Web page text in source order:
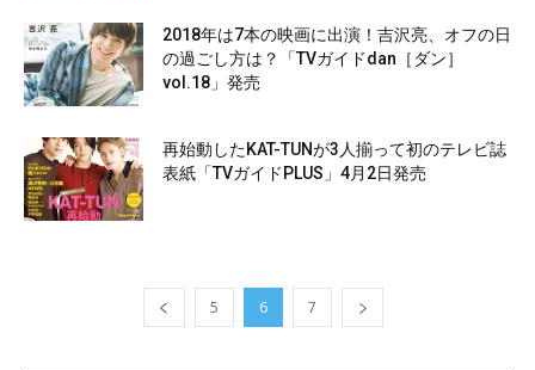
2018年は7本の映画に出演！吉沢亮、オフの日
の過ごし方は？「TVガイドdan［ダン］
vol.18」発売
再始動したKAT-TUNが3人揃って初のテレビ誌
表紙「TVガイドPLUS」4月2日発売
5 6 7